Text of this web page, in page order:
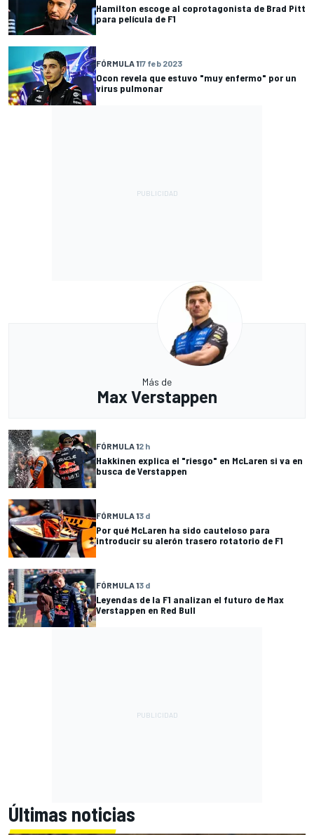
Hamilton escoge al coprotagonista de Brad Pitt
para película de F1
FÓRMULA 117 feb 2023
Ocon revela que estuvo "muy enfermo" por un
virus pulmonar
Más de
Max Verstappen
FÓRMULA 12 h
Hakkinen explica el "riesgo" en McLaren si va en
busca de Verstappen
FÓRMULA 13 d
Por qué McLaren ha sido cauteloso para
introducir su alerón trasero rotatorio de F1
FÓRMULA 13 d
Leyendas de la F1 analizan el futuro de Max
Verstappen en Red Bull
Últimas noticias